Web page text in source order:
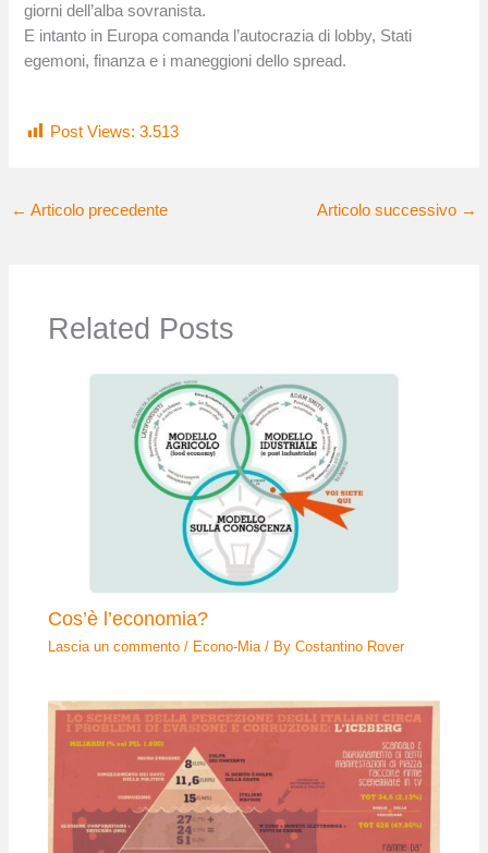
giorni dell’alba sovranista.
E intanto in Europa comanda l’autocrazia di lobby, Stati
egemoni, finanza e i maneggioni dello spread.
Post Views: 3.513
← Articolo precedente Articolo successivo →
Related Posts
Cos’è l’economia?
Lascia un commento / Econo-Mia / ByCostantino Rover